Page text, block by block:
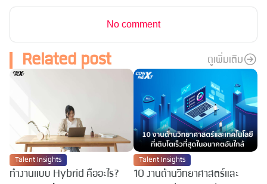
No comment
Related post ดูเพิ่มเติม
Talent Insights
ทำงานแบบ Hybrid คืออะไร?
Talent Insights
10 งานด้านวิทยาศาสตร์และ